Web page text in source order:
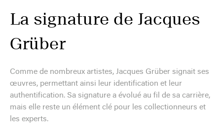
La signature de Jacques
Grüber
Comme de nombreux artistes, Jacques Grüber signait ses
œuvres, permettant ainsi leur identification et leur
authentification. Sa signature a évolué au fil de sa carrière,
mais elle reste un élément clé pour les collectionneurs et
les experts.